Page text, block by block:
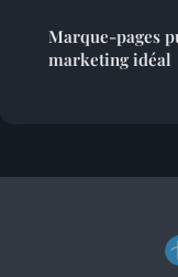
Marque-pages
marketing idéal